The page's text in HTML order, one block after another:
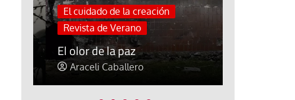
El cuidado de la creación
Revista de Verano
El olor de la paz
Araceli Caballero